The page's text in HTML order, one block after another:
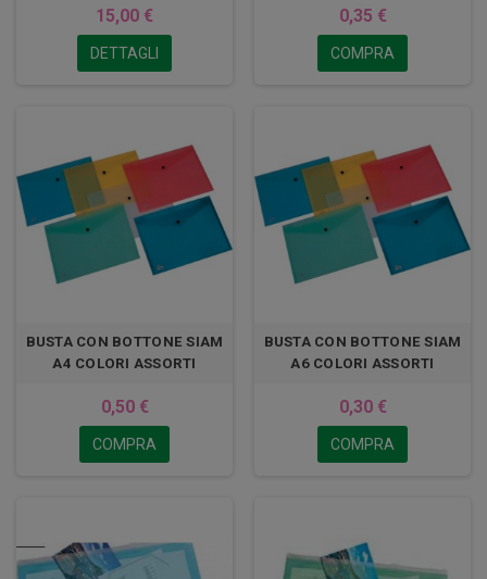
15,00 €
DETTAGLI
0,35 €
COMPRA
BUSTA CON BOTTONE SIAM
A4 COLORI ASSORTI
0,50 €
COMPRA
BUSTA CON BOTTONE SIAM
A6 COLORI ASSORTI
0,30 €
COMPRA